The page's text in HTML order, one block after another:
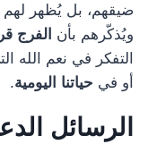
ضيقهم، بل يُظهر
ويُذكّرهم بأن الفرج
التفكر في نعم الله
أو في حياتنا اليومية.
الرسائل